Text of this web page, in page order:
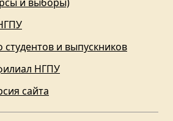
студентов и выпускников
НГПУ
сайта